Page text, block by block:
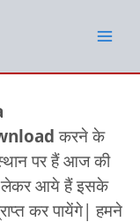
करने के
पर हैं आज की
लेकर आये हैं इसके
कर पायेंगे| हमने